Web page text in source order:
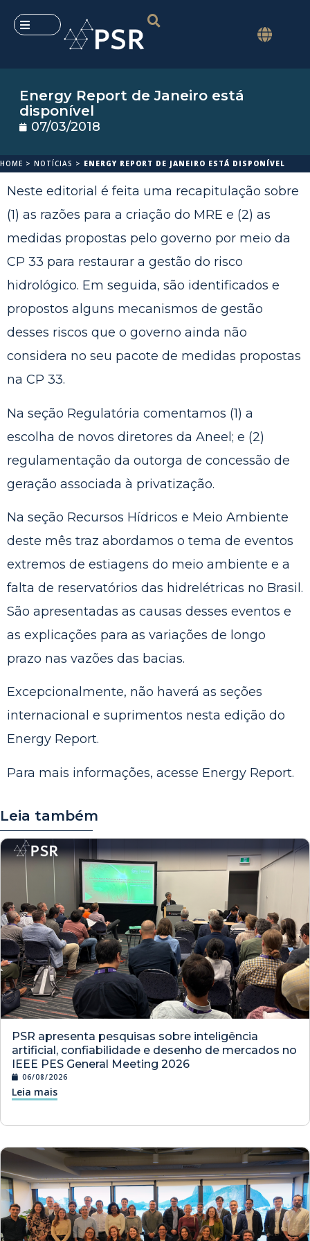
Energy Report de Janeiro está
disponível
07/03/2018
HOME > NOTÍCIAS > ENERGY REPORT DE JANEIRO ESTÁ DISPONÍVEL
Neste editorial é feita uma recapitulação sobre
(1) as razões para a criação do MRE e (2) as
medidas propostas pelo governo por meio da
CP 33 para restaurar a gestão do risco
hidrológico. Em seguida, são identificados e
propostos alguns mecanismos de gestão
desses riscos que o governo ainda não
considera no seu pacote de medidas propostas
na CP 33.
Na seção Regulatória comentamos (1) a
escolha de novos diretores da Aneel; e (2)
regulamentação da outorga de concessão de
geração associada à privatização.
Na seção Recursos Hídricos e Meio Ambiente
deste mês traz abordamos o tema de eventos
extremos de estiagens do meio ambiente e a
falta de reservatórios das hidrelétricas no Brasil.
São apresentadas as causas desses eventos e
as explicações para as variações de longo
prazo nas vazões das bacias.
Excepcionalmente, não haverá as seções
internacional e suprimentos nesta edição do
Energy Report.
Para mais informações, acesse Energy Report.
Leia também
PSR apresenta pesquisas sobre inteligência
artificial, confiabilidade e desenho de mercados no
IEEE PES General Meeting 2026
06/08/2026
Leia mais